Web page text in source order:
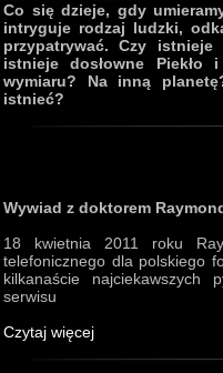
Co się dzieje, gdy
intryguje rodzaj ludzki,
przypatrywać. Czy
istnieje dosłowne
wymiaru? Na inną
istnieć?
Wywiad z doktorem
18 kwietnia 2011 roku
telefonicznego dla polskiego
kilkanaście najciekawszych
serwisu
Czytaj więcej